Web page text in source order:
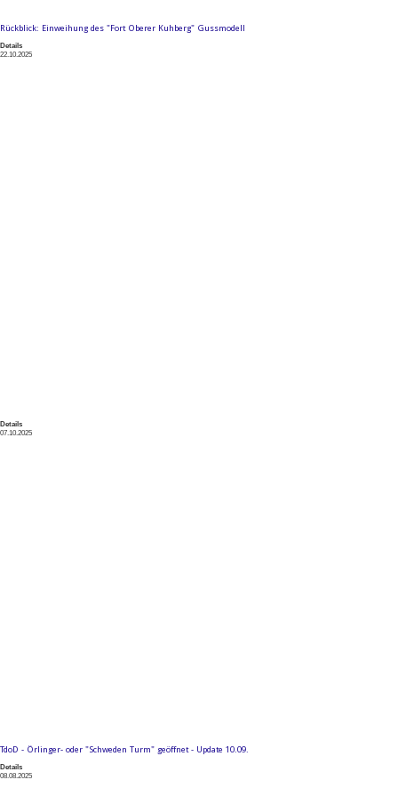
Rückblick: Einweihung des "Fort Oberer Kuhberg" Gussmodell
Details
22.10.2025
Details
07.10.2025
TdoD - Örlinger- oder "Schweden Turm" geöffnet - Update 10.09.
Details
08.08.2025